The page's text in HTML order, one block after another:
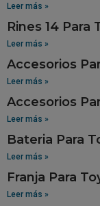
Leer más »
Rines 14 Para
Leer más »
Accesorios
Leer más »
Accesorios
Leer más »
Bateria Para
Leer más »
Franja Para
Leer más »